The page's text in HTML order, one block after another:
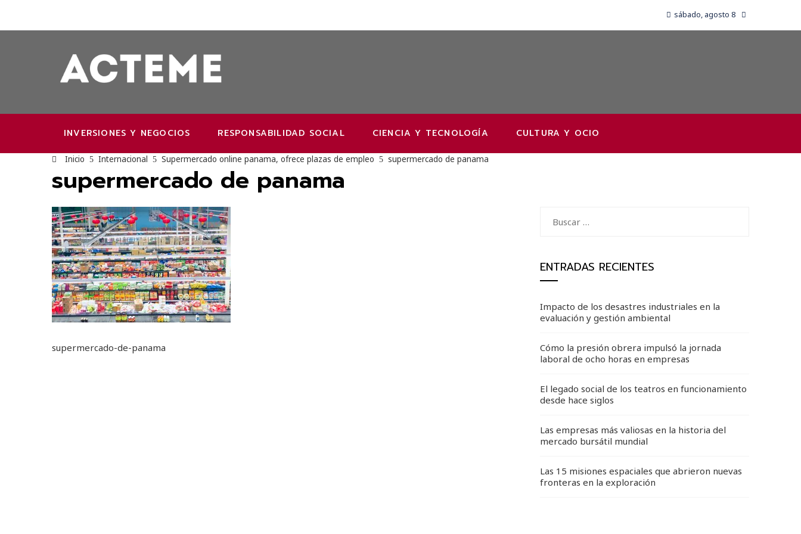
sábado, agosto 8
INVERSIONES Y NEGOCIOS RESPONSABILIDAD SOCIAL CIENCIA Y TECNOLOGÍA CULTURA Y OCIO
Inicio Internacional Supermercado online panama, ofrece plazas de empleo supermercado de panama
supermercado de panama
supermercado-de-panama
ENTRADAS RECIENTES
Impacto de los desastres industriales en la
evaluación y gestión ambiental
Cómo la presión obrera impulsó la jornada
laboral de ocho horas en empresas
El legado social de los teatros en funcionamiento
desde hace siglos
Las empresas más valiosas en la historia del
mercado bursátil mundial
Las 15 misiones espaciales que abrieron nuevas
fronteras en la exploración